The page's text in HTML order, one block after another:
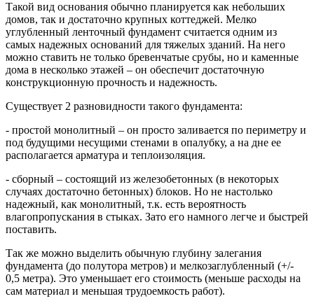
Такой вид основания обычно планируется как небольших
домов, так и достаточно крупных коттеджей. Мелко
углубленный ленточный фундамент считается одним из
самых надежных оснований для тяжелых зданий. На него
можно ставить не только бревенчатые срубы, но и каменные
дома в несколько этажей – он обеспечит достаточную
конструкционную прочность и надежность.
Существует 2 разновидности такого фундамента:
- простой монолитный – он просто заливается по периметру и
под будущими несущими стенами в опалубку, а на дне ее
располагается арматура и теплоизоляция.
- сборный – состоящий из железобетонных (в некоторых
случаях достаточно бетонных) блоков. Но не настолько
надежный, как монолитный, т.к. есть вероятность
влагопропускания в стыках. Зато его намного легче и быстрей
поставить.
Так же можно выделить обычную глубину залегания
фундамента (до полутора метров) и мелкозаглубленный (+/-
0,5 метра). Это уменьшает его стоимость (меньше расходы на
сам материал и меньшая трудоемкость работ).